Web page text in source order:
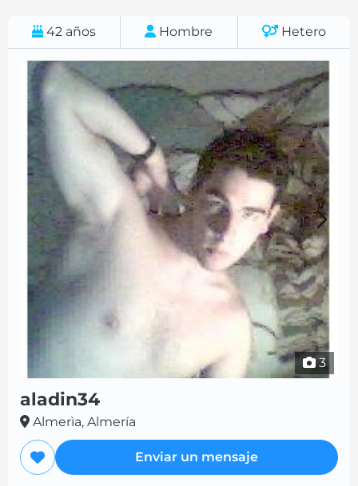
42 años Hombre Hetero
3
aladin34
Almerìa, Almería
Enviar un mensaje